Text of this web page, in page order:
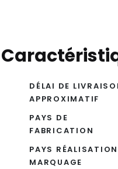
DÉLAI DE
APPROXIMATIF
PAYS DE
FABRICATION
PAYS RÉALISATION
MARQUAGE